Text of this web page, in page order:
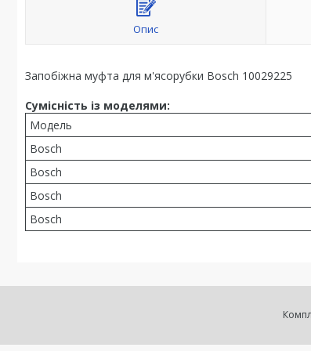
Опис
Запобіжна муфта для м'ясорубки Bosch 10029225
Сумісність із моделями:
Модель
Bosch
Bosch
Bosch
Bosch